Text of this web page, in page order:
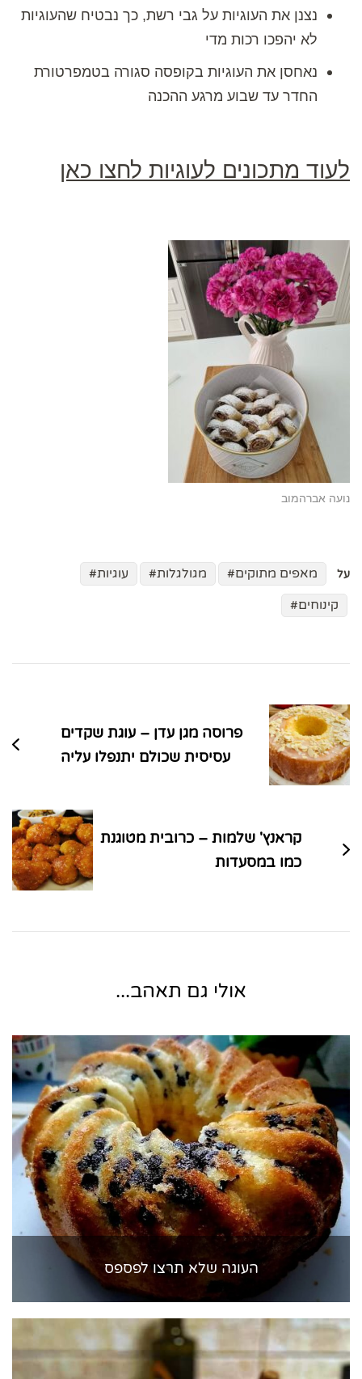
נצנן את העוגיות על גבי רשת, כך נבטיח שהעוגיות
לא יהפכו רכות מדי
נאחסן את העוגיות בקופסה סגורה בטמפרטורת
החדר עד שבוע מרגע ההכנה
לעוד מתכונים לעוגיות לחצו כאן
נועה אברהמוב
על מאפים מתוקים מגולגלות
עוגיות
קינוחים
בפוסטים
פרוסה מגן עדן – עוגת שקדים
עסיסית שכולם יתנפלו עליה
קראנץ' שלמות – כרובית מטוגנת
כמו במסעדות
אולי גם תאהב...
העוגה שלא תרצו לפספס